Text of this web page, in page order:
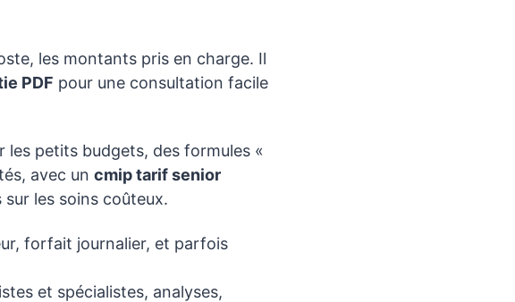
les montants pris en charge. Il
PDF pour une consultation facile
les petits budgets, des formules «
avec un cmip tarif senior
les soins coûteux.
forfait journalier, et parfois
et spécialistes, analyses,